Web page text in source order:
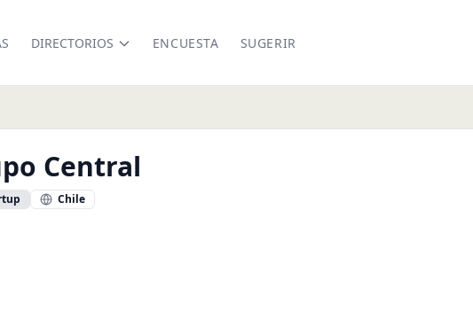
DIRECTORIOS ENCUESTA SUGERIR
Central
Chile